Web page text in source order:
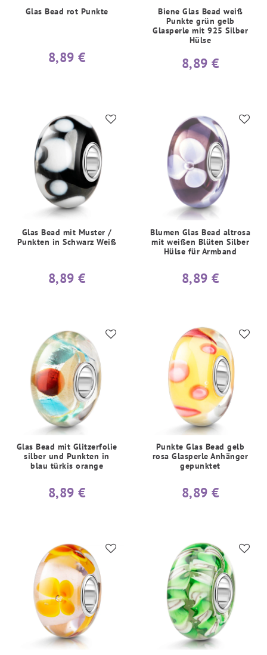
Glas Bead rot Punkte
8,89 €
Biene Glas Bead weiß
Punkte grün gelb
Glasperle mit 925 Silber
Hülse
8,89 €
Glas Bead mit Muster /
Punkten in Schwarz Weiß
8,89 €
Blumen Glas Bead altrosa
mit weißen Blüten Silber
Hülse für Armband
8,89 €
Glas Bead mit Glitzerfolie
silber und Punkten in
blau türkis orange
8,89 €
Punkte Glas Bead gelb
rosa Glasperle Anhänger
gepunktet
8,89 €